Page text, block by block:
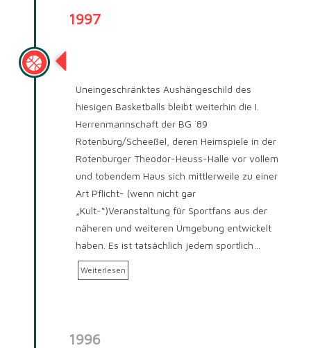
1997
Uneingeschränktes Aushängeschild des
hiesigen Basketballs bleibt weiterhin die I.
Herrenmannschaft der BG ´89
Rotenburg/Scheeßel, deren Heimspiele in der
Rotenburger Theodor-Heuss-Halle vor vollem
und tobendem Haus sich mittlerweile zu einer
Art Pflicht- (wenn nicht gar
„Kult-“)Veranstaltung für Sportfans aus der
näheren und weiteren Umgebung entwickelt
haben. Es ist tatsächlich jedem sportlich…
Weiterlesen
1996